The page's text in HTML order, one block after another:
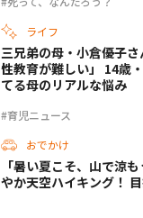
ライフ
#育児ニュース
三兄弟の母・小倉優子
性教育が難しい」 14歳
てる母のリアルな悩み
おでかけ
「暑い夏こそ、山で涼
やか天空ハイキング！